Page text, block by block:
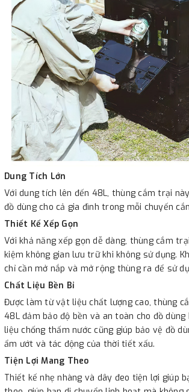
Dung Tích Lớn
Với dung tích lên đến 48L, thùng cắm trại
đồ dùng cho cả gia đình trong mỗi chuyến
Thiết Kế Xếp Gọn
Với khả năng xếp gọn dễ dàng, thùng cắm
kiệm không gian lưu trữ khi không sử dụng.
chỉ cần mở nắp và mở rộng thùng ra để sử
Chất Liệu Bền Bỉ
Được làm từ vật liệu chất lượng cao, thùng
48L đảm bảo độ bền và an toàn cho đồ dùng
liệu chống thấm nước cũng giúp bảo vệ đồ
ẩm ướt và tác động của thời tiết xấu.
Tiện Lợi Mang Theo
Thiết kế nhẹ nhàng và dây đeo tiện lợi giúp